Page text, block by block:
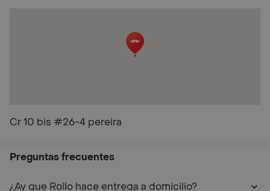
Cr 10 bis #26-4 pereira
Preguntas frecuentes
¿Ay que Rollo hace entrega a domicilio?